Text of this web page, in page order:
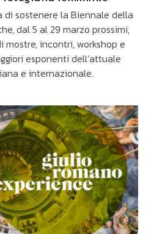
di sostenere la Biennale della
dal 5 al 29 marzo prossimi,
incontri, workshop e
esponenti dell’attuale
e internazionale.